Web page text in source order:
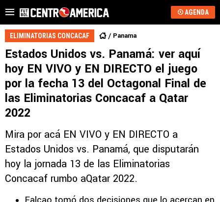
AGENDA
ELIMINATORIAS CONCACAF Panama
Estados Unidos vs. Panamá: ver aquí
hoy EN VIVO y EN DIRECTO el juego
por la fecha 13 del Octagonal Final de
las Eliminatorias Concacaf a Qatar
2022
Mira por acá EN VIVO y EN DIRECTO a
Estados Unidos vs. Panamá, que disputarán
hoy la jornada 13 de las Eliminatorias
Concacaf rumbo aQatar 2022.